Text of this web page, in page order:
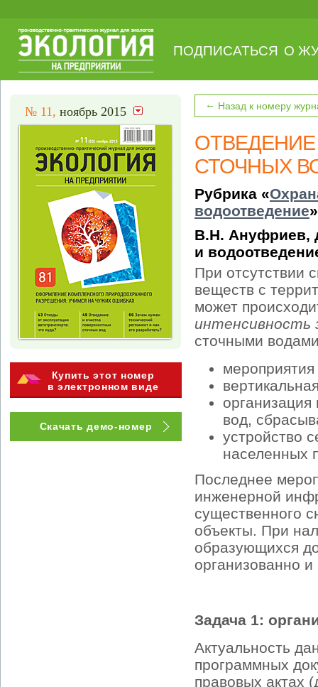
ПОДПИСАТЬСЯ О
№ 11, ноябрь 2015
Купить этот номер
в электронном виде
Скачать демо-номер
← Назад к номеру
СТОЧНЫХ
Рубрика «
водоотведение»
В.Н. Ануфриев,
и
При отсутствии
веществ с
может
интенсивность
сточными
вод,
устройство
населенных
Последнее
инженерной
существенного
объекты. При
образующихся
организованно
Задача 1:
Актуальность
программных
правовых